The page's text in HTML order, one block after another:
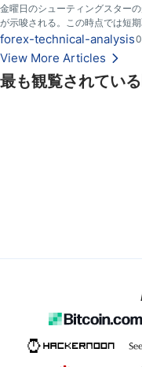
最も観覧されてい
金曜日のシューティングスター
が示唆される。この時点では短
るか0.8480水準以下に下がる事
て短期取引には優れている。
forex-technical-analysis
View More Articles